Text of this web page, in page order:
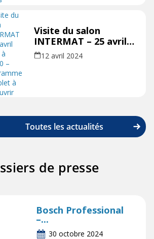
Visite du salon
INTERMAT – 25 avril
2024 à 12h30 –
programme complet
12 avril 2024
Toutes les actualités
de presse
Bosch Professional
–...
30 octobre 2024